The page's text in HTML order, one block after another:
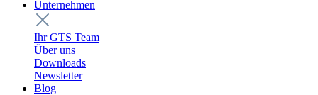
Unternehmen
Ihr GTS Team
Über uns
Downloads
Newsletter
Blog